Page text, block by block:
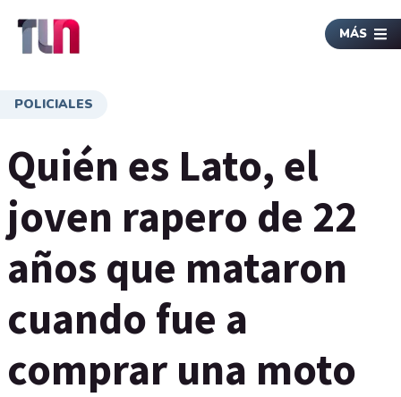
MÁS
POLICIALES
Quién es Lato, el
joven rapero de 22
años que mataron
cuando fue a
comprar una moto